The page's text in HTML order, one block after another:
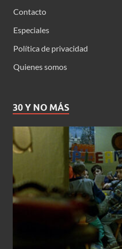
Contacto
Especiales
Política de privacidad
Quienes somos
30 Y NO MÁS